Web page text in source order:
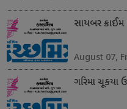
સાયબર
August 07,
ગરિમા ચૂકયા